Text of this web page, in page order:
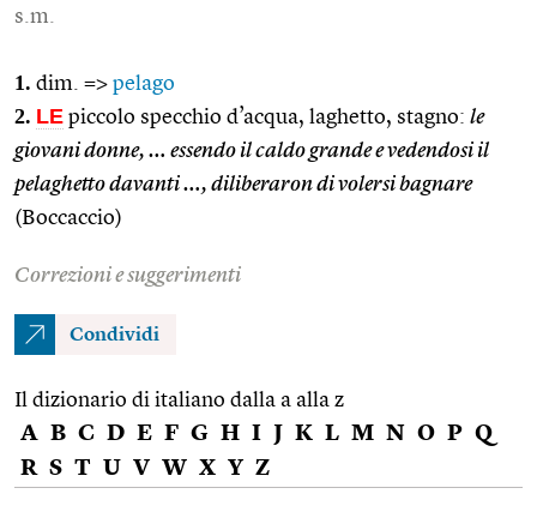
s.m.
1. dim. => pelago
2. LE piccolo specchio d’acqua, laghetto, stagno: le
giovani donne, … essendo il caldo grande e vedendosi il
pelaghetto davanti …, diliberaron di volersi bagnare
(Boccaccio)
Correzioni e suggerimenti
Condividi
Il dizionario di italiano dalla a alla z
A B C D E F G H I J K L M N O P Q
R S T U V W X Y Z